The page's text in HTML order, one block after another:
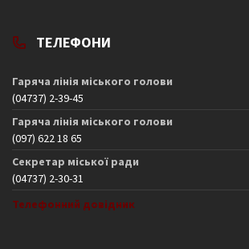
ТЕЛЕФОНИ
Гаряча лінія міського голови
(04737) 2-39-45
Гаряча лінія міського голови
(097) 622 18 65
Секретар міської ради
(04737) 2-30-31
Телефонний довідник